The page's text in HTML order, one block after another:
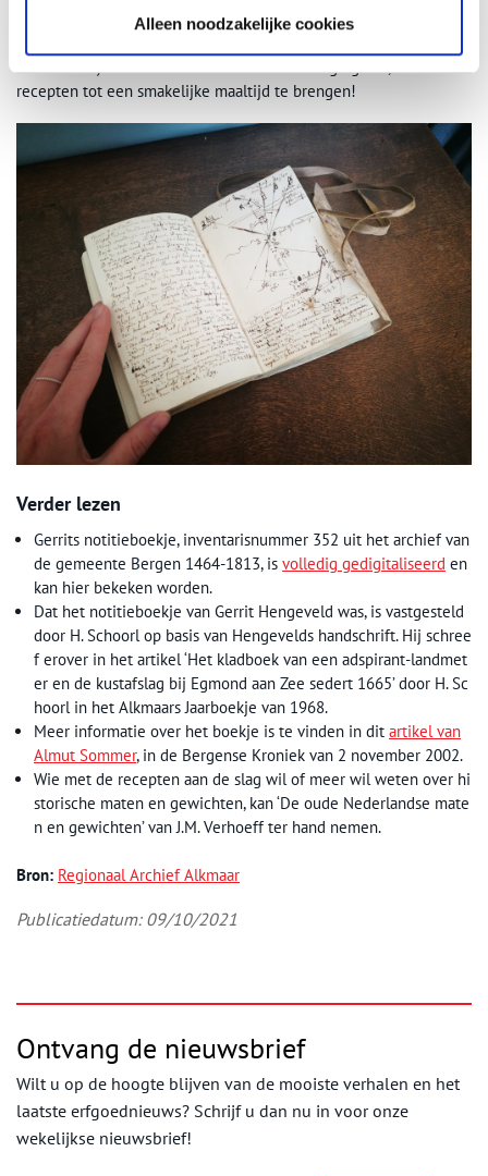
Alleen noodzakelijke cookies
vuurpijl gebruikte Gerrit Nederlands, Latijn (radices zijn de
Tarte de Ris) door elkaar heen. Een hele uitdaging dus, om de
recepten tot een smakelijke maaltijd te brengen!
Verder lezen
Gerrits notitieboekje, inventarisnummer 352 uit het archief van
de gemeente Bergen 1464-1813, is volledig gedigitaliseerd en
kan hier bekeken worden.
Dat het notitieboekje van Gerrit Hengeveld was, is vastgesteld
door H. Schoorl op basis van Hengevelds handschrift. Hij schree
f erover in het artikel ‘Het kladboek van een adspirant-landmet
er en de kustafslag bij Egmond aan Zee sedert 1665’ door H. Sc
hoorl in het Alkmaars Jaarboekje van 1968.
Meer informatie over het boekje is te vinden in dit artikel van
Almut Sommer, in de Bergense Kroniek van 2 november 2002.
Wie met de recepten aan de slag wil of meer wil weten over hi
storische maten en gewichten, kan ‘De oude Nederlandse mate
n en gewichten’ van J.M. Verhoeff ter hand nemen.
Bron: Regionaal Archief Alkmaar
Publicatiedatum: 09/10/2021
Ontvang de nieuwsbrief
Wilt u op de hoogte blijven van de mooiste verhalen en het
laatste erfgoednieuws? Schrijf u dan nu in voor onze
wekelijkse nieuwsbrief!